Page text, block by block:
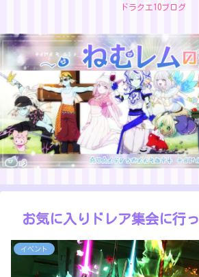
ドラクエ10ブログ
お気に入りドレア集会に行
イベント